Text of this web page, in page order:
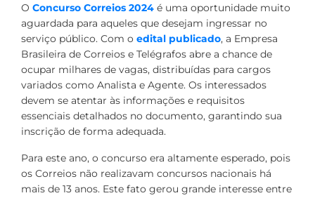
O Concurso Correios 2024 é uma oportunidade muito
aguardada para aqueles que desejam ingressar no
serviço público. Com o edital publicado, a Empresa
Brasileira de Correios e Telégrafos abre a chance de
ocupar milhares de vagas, distribuídas para cargos
variados como Analista e Agente. Os interessados
devem se atentar às informações e requisitos
essenciais detalhados no documento, garantindo sua
inscrição de forma adequada.
Para este ano, o concurso era altamente esperado, pois
os Correios não realizavam concursos nacionais há
mais de 13 anos. Este fato gerou grande interesse entre